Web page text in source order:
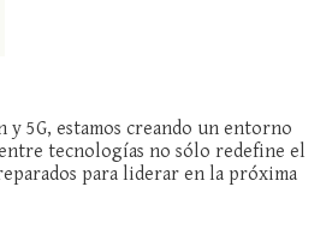
5G, estamos creando un entorno
tecnologías no sólo redefine el
para liderar en la próxima